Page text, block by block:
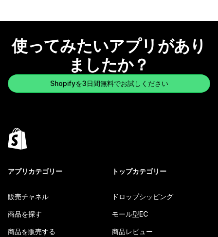
使ってみたいアプリがあり
ましたか？
Shopifyを3日間無料でお試しください
アプリカテゴリー
販売チャネル
商品を探す
商品を販売する
トップカテゴリー
ドロップシッピング
モール型EC
商品レビュー